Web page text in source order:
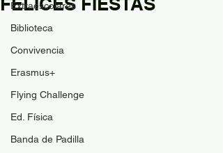
Extraescolares
Biblioteca
Convivencia
Erasmus+
Flying Challenge
Ed. Física
Banda de Padilla